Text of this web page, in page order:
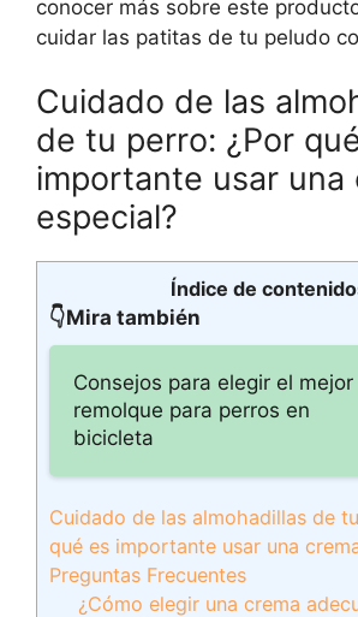
conocer más sobre este
cuidar las patitas de tu peludo
Cuidado de las
de tu perro: ¿Por
importante usar una
especial?
Índice de
👇Mira también
Consejos para elegir el mejor
remolque para perros en
bicicleta
Cuidado de las almohadillas de
qué es importante usar una
Preguntas Frecuentes
¿Cómo elegir una crema